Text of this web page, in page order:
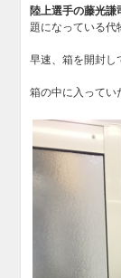
陸上選手の藤光
題になっている代
早速、箱を開封し
箱の中に入ってい